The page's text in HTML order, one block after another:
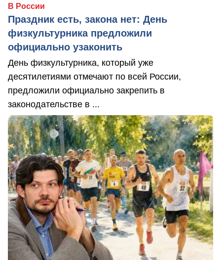
В России
Праздник есть, закона нет: День
физкультурника предложили
официально узаконить
День физкультурника, который уже
десятилетиями отмечают по всей России,
предложили официально закрепить в
законодательстве в ...